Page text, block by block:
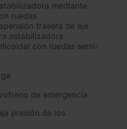
mediante
ruedas
trasera de eje
estabilizadora
con ruedas semi-
de emergencia